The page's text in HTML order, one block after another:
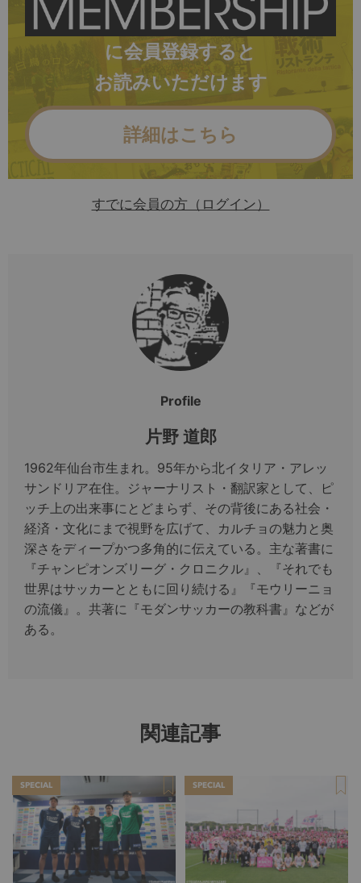
に会員登録すると
お読みいただけます
詳細はこちら
すでに会員の方（ログイン）
Profile
片野 道郎
1962年仙台市生まれ。95年から北イタリア・アレッ
サンドリア在住。ジャーナリスト・翻訳家として、ピ
ッチ上の出来事にとどまらず、その背後にある社会・
経済・文化にまで視野を広げて、カルチョの魅力と奥
深さをディープかつ多角的に伝えている。主な著書に
『チャンピオンズリーグ・クロニクル』、『それでも
世界はサッカーとともに回り続ける』『モウリーニョ
の流儀』。共著に『モダンサッカーの教科書』などが
ある。
関連記事
SPECIAL SPECIAL